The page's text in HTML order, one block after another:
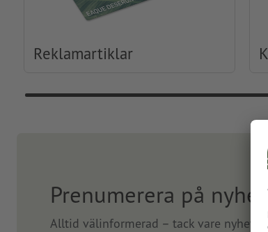
Reklamartiklar
Prenumerera på
Alltid välinformerad – tack vare